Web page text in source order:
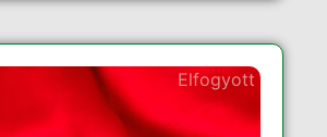
Elfogyott